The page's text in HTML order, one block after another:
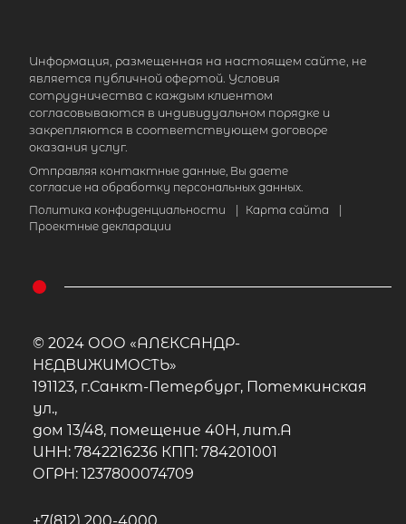
Популярное
Информация, размещенная на настоящем сайте, не
является публичной офертой. Условия
сотрудничества с каждым клиентом
согласовываются в индивидуальном порядке и
закрепляются в соответствующем договоре
оказания услуг.
Отправляя контактные данные, Вы даете
согласие на обработку персональных данных.
Политика конфиденциальности
Карта сайта
Проектные декларации
© 2024 ООО «АЛЕКСАНДР-
НЕДВИЖИМОСТЬ»
191123, г.Санкт-Петербург, Потемкинская
ул.,
дом 13/48, помещение 40Н, лит.А
ИНН: 7842216236 КПП: 784201001
ОГРН: 1237800074709